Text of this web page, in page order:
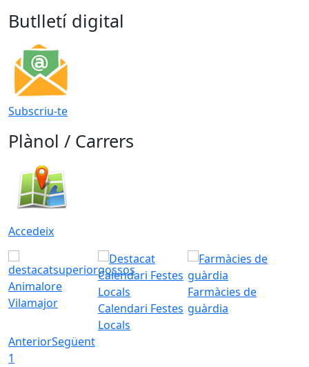
Butlletí digital
Subscriu-te
Plànol / Carrers
Accedeix
Animalore
Vilamajor
Calendari Festes
Locals
Farmàcies de
guàrdia
AnteriorSegüent
1